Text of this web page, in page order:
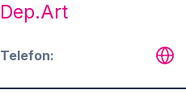
Dep.Art
Telefon